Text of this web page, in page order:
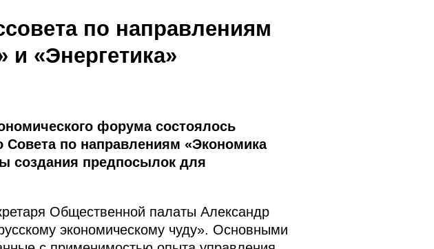
по направлениям
«Энергетика»
форума состоялось
Совета по направлениям «Экономика
создания предпосылок для
Общественной палаты Александр
экономическому чуду». Основными